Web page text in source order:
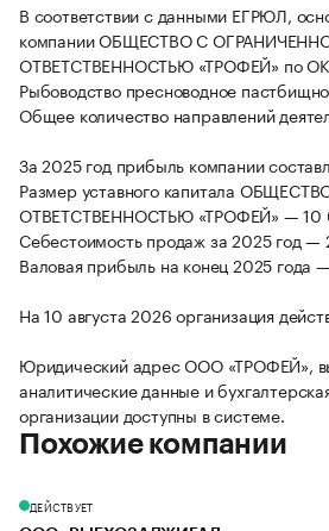
В соответствии с данными ЕГРЮЛ,
компании ОБЩЕСТВО С
ОТВЕТСТВЕННОСТЬЮ «ТРОФЕЙ» по
Рыбоводство пресноводное
Общее количество направлений
За 2025 год прибыль компании
Размер уставного капитала
ОТВЕТСТВЕННОСТЬЮ «ТРОФЕЙ» — 10
Себестоимость продаж за 2025 год —
Валовая прибыль на конец 2025 года
На 10 августа 2026 организация
Юридический адрес ООО «ТРОФЕЙ»,
аналитические данные и
организации доступны в системе.
Похожие компании
ДЕЙСТВУЕТ